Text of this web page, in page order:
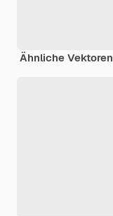
Ähnliche Vektoren